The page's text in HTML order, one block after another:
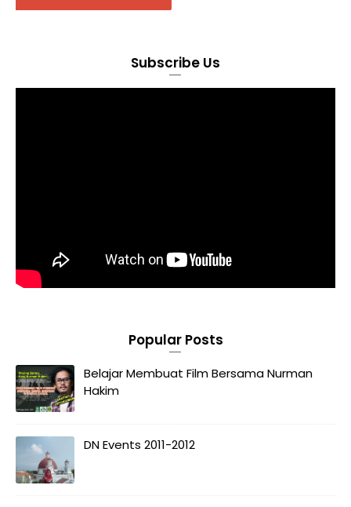
Subscribe Us
Popular Posts
Belajar Membuat Film Bersama Nurman
Hakim
DN Events 2011-2012